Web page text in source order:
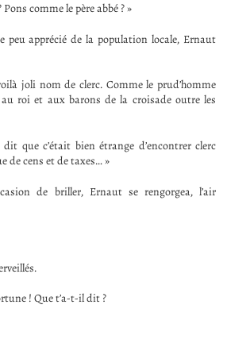
comme le père abbé ? »
peu apprécié de la population locale, Ernaut
joli nom de clerc. Comme le prud’homme
roi et aux barons de la croisade outre les
que c’était bien étrange d’encontrer clerc
de cens et de taxes… »
de briller, Ernaut se rengorgea, l’air
! Que t’a-t-il dit ?